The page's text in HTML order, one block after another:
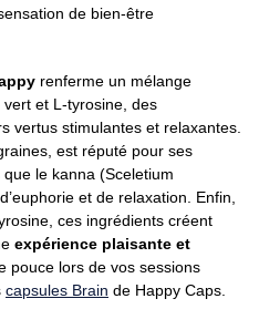
de bien-être
renferme un mélange
et L-tyrosine, des
vertus stimulantes et relaxantes.
est réputé pour ses
le kanna (Sceletium
et de relaxation. Enfin,
ces ingrédients créent
expérience plaisante et
pouce lors de vos sessions
capsules Brain de Happy Caps.